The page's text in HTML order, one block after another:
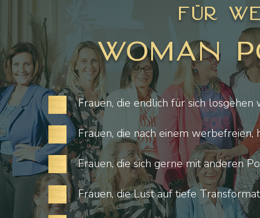
FÜr
Woman
Frauen, die endlich für sich losgehen
Frauen, die nach einem
Frauen, die sich gerne mit anderen
Frauen, die Lust auf tiefe